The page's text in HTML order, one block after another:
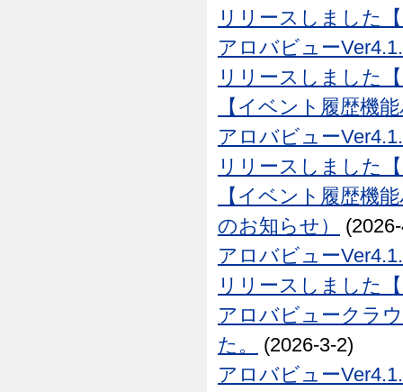
リリースしました
アロバビュー
リリースしました
【イベント履歴機
アロバビュー
リリースしました
【イベント履歴機
のお知らせ）
アロバビュー
リリースしました
アロバビュークラ
た。
(2026-3-2)
アロバビュー